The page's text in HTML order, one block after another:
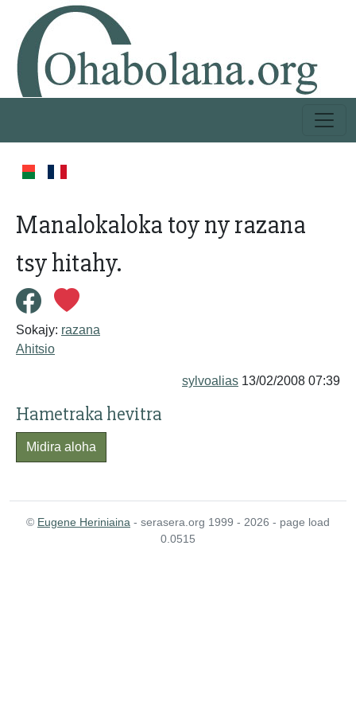
Manalokaloka toy ny razana
tsy hitahy.
Sokajy: razana
Ahitsio
sylvoalias 13/02/2008 07:39
Hametraka hevitra
Midira aloha
© Eugene Heriniaina - serasera.org 1999 - 2026 - page load
0.0515